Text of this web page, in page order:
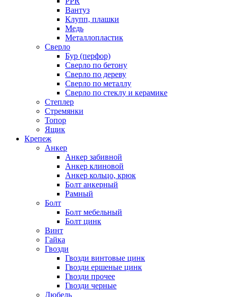
Вантуз
Клупп, плашки
Медь
Металлопластик
Сверло
Бур (перфор)
Сверло по бетону
Сверло по дереву
Сверло по металлу
Сверло по стеклу и керамике
Степлер
Стремянки
Топор
Ящик
Крепеж
Анкер
Анкер забивной
Анкер клиновой
Анкер кольцо, крюк
Болт анкерный
Рамный
Болт
Болт мебельный
Болт цинк
Винт
Гайка
Гвозди
Гвозди винтовые цинк
Гвозди ершеные цинк
Гвозди прочее
Гвозди черные
Дюбель